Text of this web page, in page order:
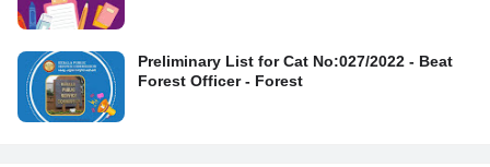
Preliminary List for Cat No:027/2022 - Beat
Forest Officer - Forest